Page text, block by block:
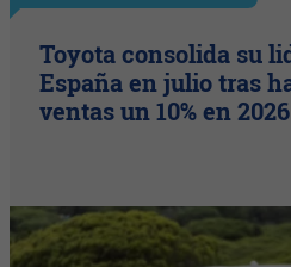
Toyota consolida su
España en julio tras
ventas un 10% en 2026